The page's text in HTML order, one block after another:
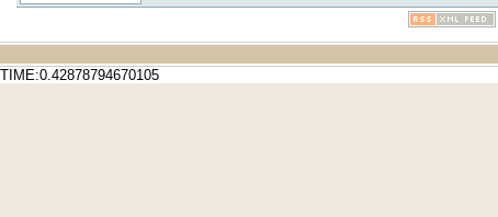
TIME:0.42878794670105